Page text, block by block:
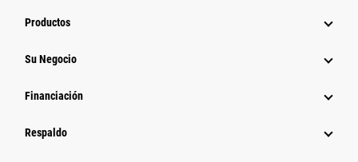
Productos
Su Negocio
Financiación
Respaldo